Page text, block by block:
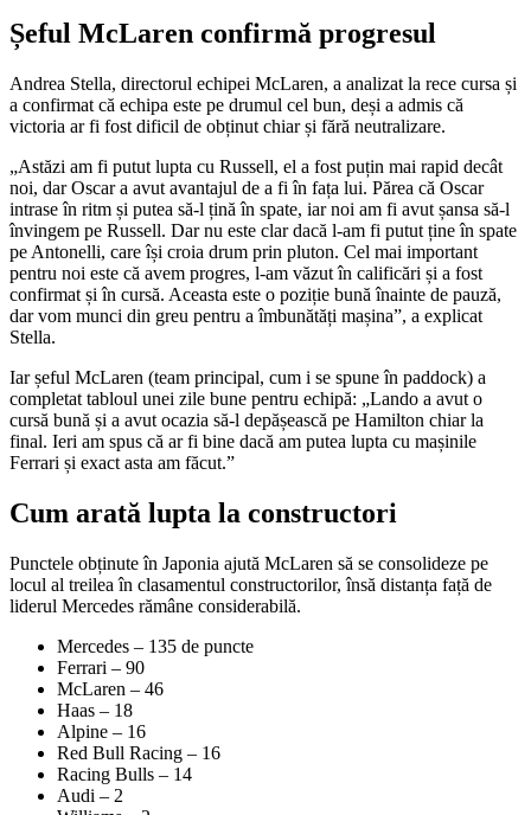
Șeful McLaren confirmă progresul
Andrea Stella, directorul echipei McLaren, a analizat la rece cursa și
a confirmat că echipa este pe drumul cel bun, deși a admis că
victoria ar fi fost dificil de obținut chiar și fără neutralizare.
„Astăzi am fi putut lupta cu Russell, el a fost puțin mai rapid decât
noi, dar Oscar a avut avantajul de a fi în fața lui. Părea că Oscar
intrase în ritm și putea să-l țină în spate, iar noi am fi avut șansa să-l
învingem pe Russell. Dar nu este clar dacă l-am fi putut ține în spate
pe Antonelli, care își croia drum prin pluton. Cel mai important
pentru noi este că avem progres, l-am văzut în calificări și a fost
confirmat și în cursă. Aceasta este o poziție bună înainte de pauză,
dar vom munci din greu pentru a îmbunătăți mașina”, a explicat
Stella.
Iar șeful McLaren (team principal, cum i se spune în paddock) a
completat tabloul unei zile bune pentru echipă: „Lando a avut o
cursă bună și a avut ocazia să-l depășească pe Hamilton chiar la
final. Ieri am spus că ar fi bine dacă am putea lupta cu mașinile
Ferrari și exact asta am făcut.”
Cum arată lupta la constructori
Punctele obținute în Japonia ajută McLaren să se consolideze pe
locul al treilea în clasamentul constructorilor, însă distanța față de
liderul Mercedes rămâne considerabilă.
Mercedes – 135 de puncte
Ferrari – 90
McLaren – 46
Haas – 18
Alpine – 16
Red Bull Racing – 16
Racing Bulls – 14
Audi – 2